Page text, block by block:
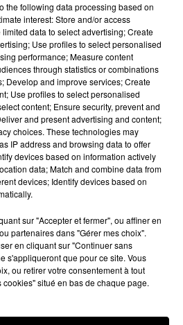
sec)
de l'Aude
sec
DU 22/05/2024 À
the following data processing based on
interest: Store and/or access
data to select advertising; Create
Use profiles to select personalised
performance; Measure content
through statistics or combinations
Develop and improve services; Create
Use profiles to select personalised
content; Ensure security, prevent and
and present advertising and content;
choices. These technologies may
IP address and browsing data to offer
devices based on information actively
data; Match and combine data from
devices; Identify devices based on
sur "Accepter et fermer", ou affiner en
partenaires dans "Gérer mes choix".
en cliquant sur "Continuer sans
s'appliqueront que pour ce site. Vous
ou retirer votre consentement à tout
situé en bas de chaque page.